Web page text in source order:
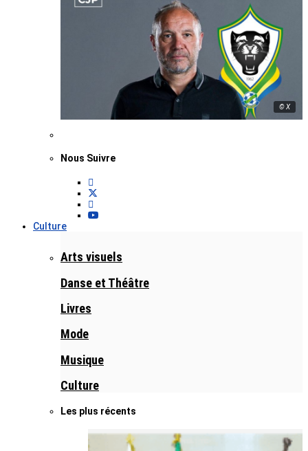
© X
Nous Suivre
Culture
Arts visuels
Danse et Théâtre
Livres
Mode
Musique
Culture
Les plus récents